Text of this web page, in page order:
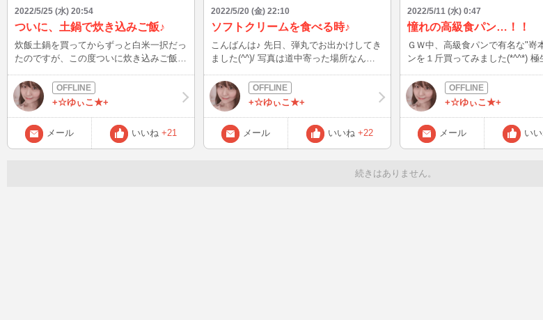
2022/5/25 (水) 20:54
ついに、土鍋で炊き込みご飯♪
炊飯土鍋を買ってからずっと白米一択だっ
たのですが、この度ついに炊き込みご飯に
った干し貝柱と生姜の炊き込みご飯です♪
前晩から干し貝柱を水で戻しその出汁で炊
いたので、炊きあがりの香りから もう絶
対美味しいってわかる…( ´ｰ`)！ お酒は弱
くて飲めないけど 「この香りで飲め
る！」という気持ちがなんとなく分かりま
+☆ゆぃこ★+
メール いいね +21
2022/5/20 (金) 22:10
ソフトクリームを食べる時♪
こんばんは♪ 先日、弾丸でお出かけしてき
ました(^^)/ 写真は道中寄った場所なんで
にソフトクリームはチョコレート味ではあ
りません(o^^o)+☆ゆぃこ★+
メール いいね +22
2022/5/11 (水) 0:47
憧れの高級食パン…！！
ＧＷ中、高級食パンで有名な"嵜
ンを１斤買ってみました(*^^*) 極生ミルク
枚、トーストバターで食べてみた
が、、、ん？？ もしやと思い何もつけず
に頂いてみると、、、やっぱり！
付けない方が断然好き～(*^^*) 色
ジもあるみたいですが、私はとり
のままで満足だなぁ♪ 結局、最後の１枚ま
せいっぱいのＧＷでした(o^^o) …と、ふと
+☆ゆぃこ★+
メール い
続きはありません。